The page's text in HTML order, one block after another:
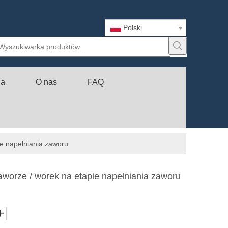
Polski
O nas FAQ
napełniania zaworu
/ worek na etapie napełniania zaworu